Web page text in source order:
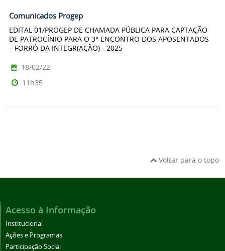
Comunicados Progep
EDITAL 01/PROGEP DE CHAMADA PÚBLICA PARA CAPTAÇÃO
DE PATROCÍNIO PARA O 3° ENCONTRO DOS APOSENTADOS
– FORRÓ DA INTEGR(AÇÃO) - 2025
18/02/22
11h35
Voltar para o topo
Acesso à Informação
Institucional
Ações e Programas
Participação Social